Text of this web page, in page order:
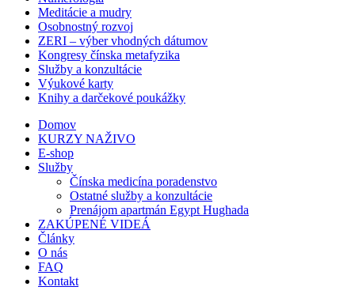
Meditácie a mudry
Osobnostný rozvoj
ZERI – výber vhodných dátumov
Kongresy čínska metafyzika
Služby a konzultácie
Výukové karty
Knihy a darčekové poukážky
Domov
KURZY NAŽIVO
E-shop
Služby
Čínska medicína poradenstvo
Ostatné služby a konzultácie
Prenájom apartmán Egypt Hughada
ZAKÚPENÉ VIDEÁ
Články
O nás
FAQ
Kontakt